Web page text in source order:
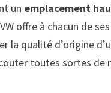
un emplacement
offre à chacun de
la qualité d’origine
toutes sortes de